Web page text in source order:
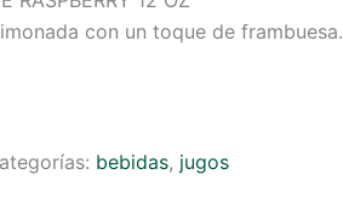
con un toque de frambuesa.
bebidas, jugos